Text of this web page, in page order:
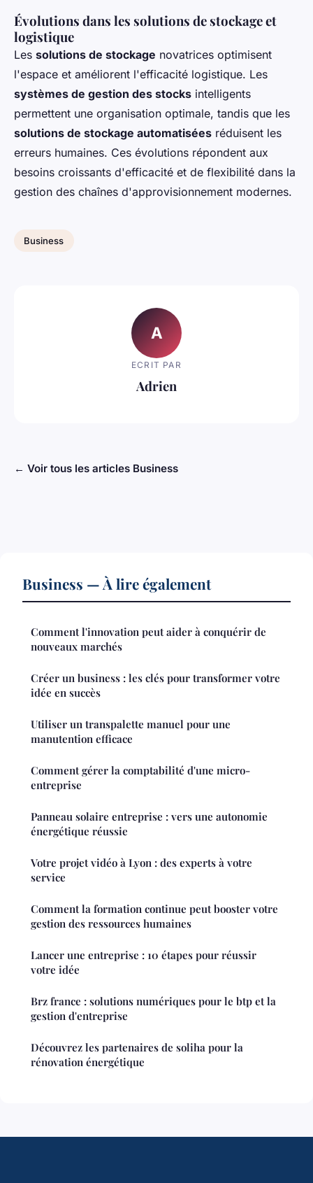
Évolutions dans les solutions de stockage et
logistique
Les solutions de stockage novatrices optimisent
l'espace et améliorent l'efficacité logistique. Les
systèmes de gestion des stocks intelligents
permettent une organisation optimale, tandis que les
solutions de stockage automatisées réduisent les
erreurs humaines. Ces évolutions répondent aux
besoins croissants d'efficacité et de flexibilité dans la
gestion des chaînes d'approvisionnement modernes.
Business
A
ECRIT PAR
Adrien
← Voir tous les articles Business
Business — À lire également
Comment l'innovation peut aider à conquérir de
nouveaux marchés
Créer un business : les clés pour transformer votre
idée en succès
Utiliser un transpalette manuel pour une
manutention efficace
Comment gérer la comptabilité d'une micro-
entreprise
Panneau solaire entreprise : vers une autonomie
énergétique réussie
Votre projet vidéo à Lyon : des experts à votre
service
Comment la formation continue peut booster votre
gestion des ressources humaines
Lancer une entreprise : 10 étapes pour réussir
votre idée
Brz france : solutions numériques pour le btp et la
gestion d'entreprise
Découvrez les partenaires de soliha pour la
rénovation énergétique